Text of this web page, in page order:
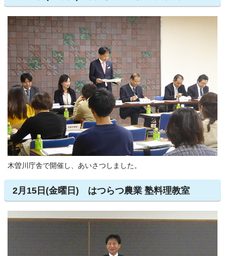
木曽川庁舎で開催し、あいさつしました。
2月15日(金曜日) はつらつ農業 塾料理教室